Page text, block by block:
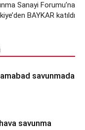
Sanayi Forumu’na
BAYKAR katıldı
savunmada
savunma